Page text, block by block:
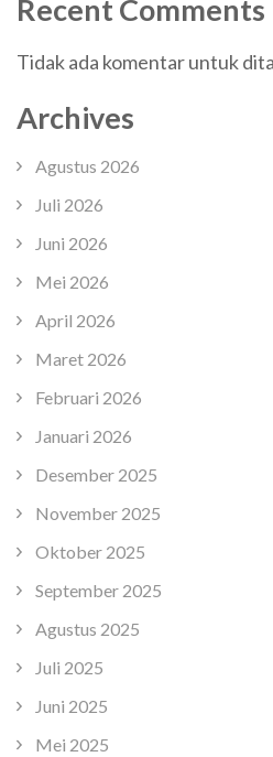
Recent Comments
Tidak ada komentar untuk
Archives
Agustus 2026
Juli 2026
Juni 2026
Mei 2026
April 2026
Maret 2026
Februari 2026
Januari 2026
Desember 2025
November 2025
Oktober 2025
September 2025
Agustus 2025
Juli 2025
Juni 2025
Mei 2025